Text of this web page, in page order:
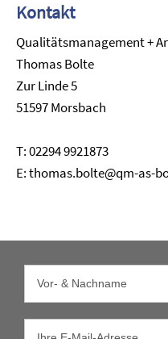
Kontakt
Qualitätsmanagement +
Thomas Bolte
Zur Linde 5
51597 Morsbach
T: 02294 9921873
E: thomas.bolte@qm-as-